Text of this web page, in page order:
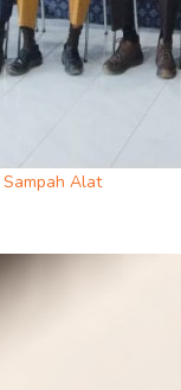
Sampah Alat